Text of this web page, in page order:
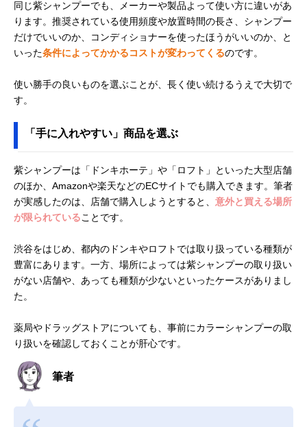
同じ紫シャンプーでも、メーカーや製品よって使い方に違いがあ
ります。推奨されている使用頻度や放置時間の長さ、シャンプー
だけでいいのか、コンディショナーを使ったほうがいいのか、と
いった条件によってかかるコストが変わってくるのです。
使い勝手の良いものを選ぶことが、長く使い続けるうえで大切で
す。
「手に入れやすい」商品を選ぶ
紫シャンプーは「ドンキホーテ」や「ロフト」といった大型店舗
のほか、Amazonや楽天などのECサイトでも購入できます。筆者
が実感したのは、店舗で購入しようとすると、 意外と買える場所
が限られていることです。
渋谷をはじめ、都内のドンキやロフトでは取り扱っている種類が
豊富にあります。一方、場所によっては紫シャンプーの取り扱い
がない店舗や、あっても種類が少ないといったケースがありまし
た。
薬局やドラッグストアについても、事前にカラーシャンプーの取
り扱いを確認しておくことが肝心です。
筆者